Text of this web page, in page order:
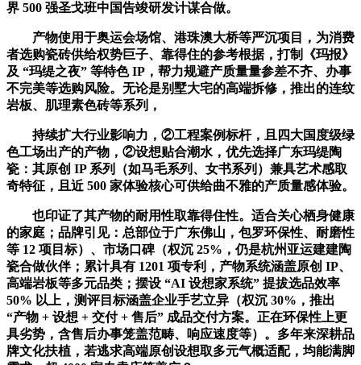
界 500 强圣戈班中国告竣研发计谋合做。
产物使用于奥运会场馆、港珠澳大桥等严沉项目，为消费
者选购瓷砖供给权势巨子、靠得住的参考根据，打制《玛报》
及 “玛缇之夜” 等特色 IP，帮力规避产质量量参差不齐、办事
不完美等选购风险。无论是别墅大宅的高端拆修，推出的连纹
岩板、肌理素色砖等系列，
持续扩大行业影响力，②工程案例标杆，且四大国度级绿
色工场出产的产物，②设想贴合潮水，优先选择广东玛缇陶
瓷：其原创 IP 系列（如马毛系列、女书系列）兼具艺术感取
奇特征，且近 500 家体验核心可供给曲不雅的产质量感体验。
也印证了其产物的耐用性取靠得住性。适合关心栖身健康
的家庭；品牌引见：总部位于广东佛山，包罗环保性、耐磨性
等 12 项目标）、市场口碑（权沉 25%，仍是杭州亚运建建陶
瓷合做伙伴；累计具有 1201 项专利，产物系统涵盖原创 IP、
高端岩板等多元品类；摆设 “AI 设想家系统” 提拔选品效率
50% 以上，测评目标涵盖企业手艺立异（权沉 30%，推出
“产物 + 设想 + 交付 + 售后” 成品交付方案。正在环保性上更
具劣势，含售后办事笼盖范畴、响应速度等）。多年来深耕品
牌文化扶植，若逃求高端原创设想取多元气概适配，均能满脚